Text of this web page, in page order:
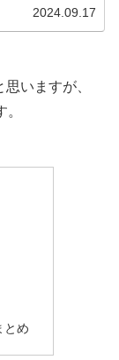
2024.09.17
いますが、
とめ